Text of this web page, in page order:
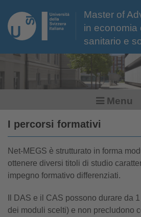
Master of
in economia
sanitario e
Menu
I percorsi formativi
Net-MEGS è strutturato in forma
ottenere diversi titoli di studio
impegno formativo differenziati.
Il DAS e il CAS possono durare da
dei moduli scelti) e non precludono